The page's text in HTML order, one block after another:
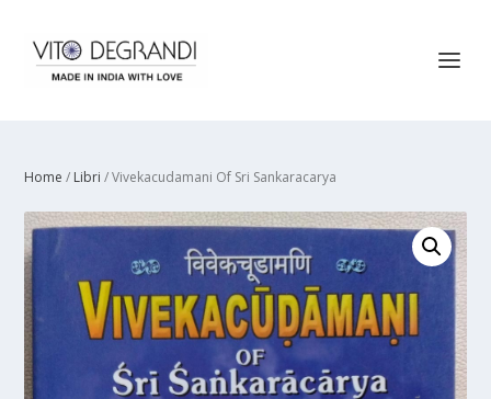
Home / Libri / Vivekacudamani Of Sri Sankaracarya